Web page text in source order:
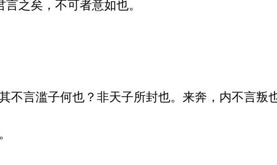
之矣，不可者意如也。
不言滥子何也？非天子所封也。来奔，内不言叛